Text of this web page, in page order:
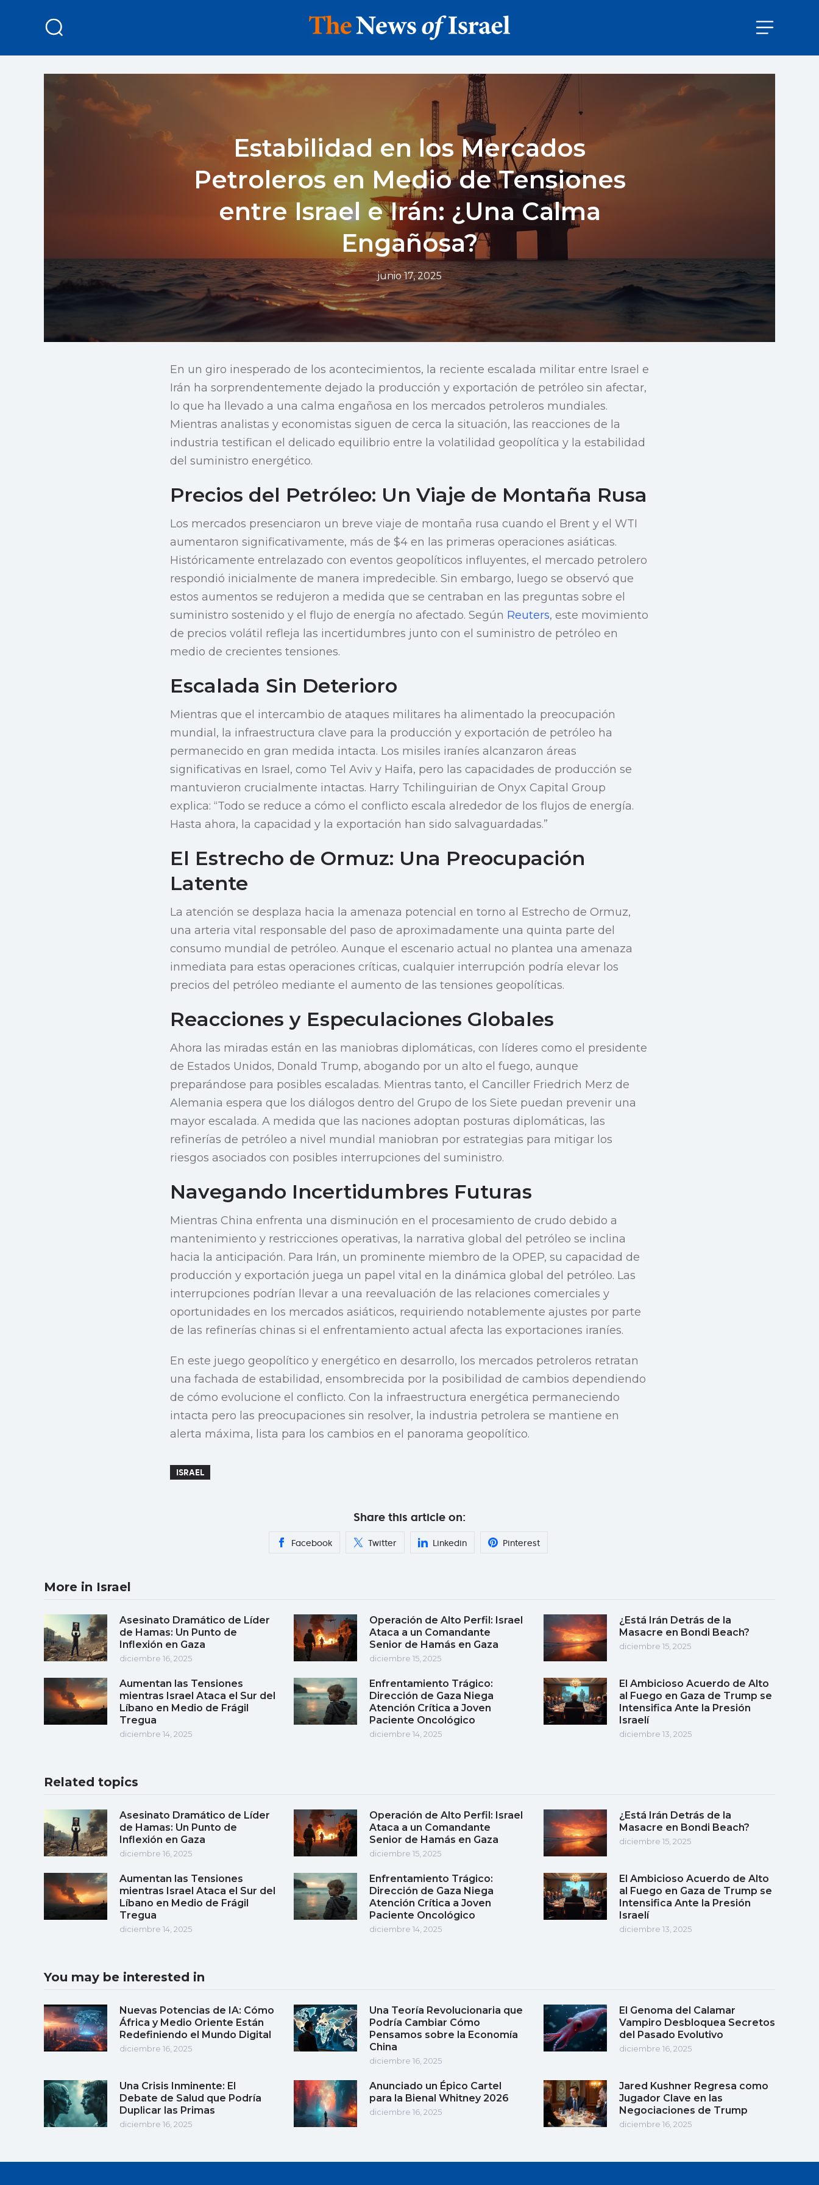
Estabilidad en los Mercados
Petroleros en Medio de Tensiones
entre Israel e Irán: ¿Una Calma
Engañosa?
junio 17, 2025
En un giro inesperado de los acontecimientos, la reciente escalada militar entre Israel e
Irán ha sorprendentemente dejado la producción y exportación de petróleo sin afectar,
lo que ha llevado a una calma engañosa en los mercados petroleros mundiales.
Mientras analistas y economistas siguen de cerca la situación, las reacciones de la
industria testifican el delicado equilibrio entre la volatilidad geopolítica y la estabilidad
del suministro energético.
Precios del Petróleo: Un Viaje de Montaña Rusa
Los mercados presenciaron un breve viaje de montaña rusa cuando el Brent y el WTI
aumentaron significativamente, más de $4 en las primeras operaciones asiáticas.
Históricamente entrelazado con eventos geopolíticos influyentes, el mercado petrolero
respondió inicialmente de manera impredecible. Sin embargo, luego se observó que
estos aumentos se redujeron a medida que se centraban en las preguntas sobre el
suministro sostenido y el flujo de energía no afectado. Según Reuters, este movimiento
de precios volátil refleja las incertidumbres junto con el suministro de petróleo en
medio de crecientes tensiones.
Escalada Sin Deterioro
Mientras que el intercambio de ataques militares ha alimentado la preocupación
mundial, la infraestructura clave para la producción y exportación de petróleo ha
permanecido en gran medida intacta. Los misiles iraníes alcanzaron áreas
significativas en Israel, como Tel Aviv y Haifa, pero las capacidades de producción se
mantuvieron crucialmente intactas. Harry Tchilinguirian de Onyx Capital Group
explica: “Todo se reduce a cómo el conflicto escala alrededor de los flujos de energía.
Hasta ahora, la capacidad y la exportación han sido salvaguardadas.”
El Estrecho de Ormuz: Una Preocupación
Latente
La atención se desplaza hacia la amenaza potencial en torno al Estrecho de Ormuz,
una arteria vital responsable del paso de aproximadamente una quinta parte del
consumo mundial de petróleo. Aunque el escenario actual no plantea una amenaza
inmediata para estas operaciones críticas, cualquier interrupción podría elevar los
precios del petróleo mediante el aumento de las tensiones geopolíticas.
Reacciones y Especulaciones Globales
Ahora las miradas están en las maniobras diplomáticas, con líderes como el presidente
de Estados Unidos, Donald Trump, abogando por un alto el fuego, aunque
preparándose para posibles escaladas. Mientras tanto, el Canciller Friedrich Merz de
Alemania espera que los diálogos dentro del Grupo de los Siete puedan prevenir una
mayor escalada. A medida que las naciones adoptan posturas diplomáticas, las
refinerías de petróleo a nivel mundial maniobran por estrategias para mitigar los
riesgos asociados con posibles interrupciones del suministro.
Navegando Incertidumbres Futuras
Mientras China enfrenta una disminución en el procesamiento de crudo debido a
mantenimiento y restricciones operativas, la narrativa global del petróleo se inclina
hacia la anticipación. Para Irán, un prominente miembro de la OPEP, su capacidad de
producción y exportación juega un papel vital en la dinámica global del petróleo. Las
interrupciones podrían llevar a una reevaluación de las relaciones comerciales y
oportunidades en los mercados asiáticos, requiriendo notablemente ajustes por parte
de las refinerías chinas si el enfrentamiento actual afecta las exportaciones iraníes.
En este juego geopolítico y energético en desarrollo, los mercados petroleros retratan
una fachada de estabilidad, ensombrecida por la posibilidad de cambios dependiendo
de cómo evolucione el conflicto. Con la infraestructura energética permaneciendo
intacta pero las preocupaciones sin resolver, la industria petrolera se mantiene en
alerta máxima, lista para los cambios en el panorama geopolítico.
ISRAEL
Share this article on:
Facebook Twitter Linkedin Pinterest
More in Israel
Asesinato Dramático de Líder
de Hamas: Un Punto de
Inflexión en Gaza
diciembre 16, 2025
Operación de Alto Perfil: Israel
Ataca a un Comandante
Senior de Hamás en Gaza
diciembre 15, 2025
¿Está Irán Detrás de la
Masacre en Bondi Beach?
diciembre 15, 2025
Aumentan las Tensiones
mientras Israel Ataca el Sur del
Líbano en Medio de Frágil
Tregua
diciembre 14, 2025
Enfrentamiento Trágico:
Dirección de Gaza Niega
Atención Crítica a Joven
Paciente Oncológico
diciembre 14, 2025
El Ambicioso Acuerdo de Alto
al Fuego en Gaza de Trump se
Intensifica Ante la Presión
Israelí
diciembre 13, 2025
Related topics
Asesinato Dramático de Líder
de Hamas: Un Punto de
Inflexión en Gaza
diciembre 16, 2025
Operación de Alto Perfil: Israel
Ataca a un Comandante
Senior de Hamás en Gaza
diciembre 15, 2025
¿Está Irán Detrás de la
Masacre en Bondi Beach?
diciembre 15, 2025
Aumentan las Tensiones
mientras Israel Ataca el Sur del
Líbano en Medio de Frágil
Tregua
diciembre 14, 2025
Enfrentamiento Trágico:
Dirección de Gaza Niega
Atención Crítica a Joven
Paciente Oncológico
diciembre 14, 2025
El Ambicioso Acuerdo de Alto
al Fuego en Gaza de Trump se
Intensifica Ante la Presión
Israelí
diciembre 13, 2025
You may be interested in
Nuevas Potencias de IA: Cómo
África y Medio Oriente Están
Redefiniendo el Mundo Digital
diciembre 16, 2025
Una Teoría Revolucionaria que
Podría Cambiar Cómo
Pensamos sobre la Economía
China
diciembre 16, 2025
El Genoma del Calamar
Vampiro Desbloquea Secretos
del Pasado Evolutivo
diciembre 16, 2025
Una Crisis Inminente: El
Debate de Salud que Podría
Duplicar las Primas
diciembre 16, 2025
Anunciado un Épico Cartel
para la Bienal Whitney 2026
diciembre 16, 2025
Jared Kushner Regresa como
Jugador Clave en las
Negociaciones de Trump
diciembre 16, 2025